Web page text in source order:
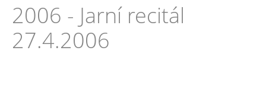
2006 - Jarní recitál
27.4.2006